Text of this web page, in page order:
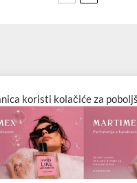
koristi kolačiće za
funkcionalnost web
postavkama kolačića i
Slažem se